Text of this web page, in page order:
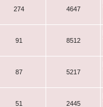
274 4647
91 8512
87 5217
51 2445